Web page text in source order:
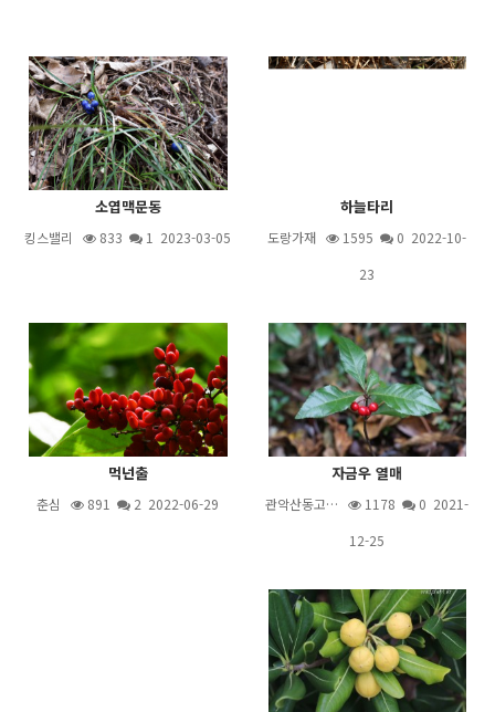
소엽맥문동
킹스밸리 833 1 2023-03-05
하늘타리
도랑가재 1595
0 2022-10-
23
먹넌출
춘심 891 2 2022-06-29
자금우 열매
관악산동고… 1178
0 2021-
12-25